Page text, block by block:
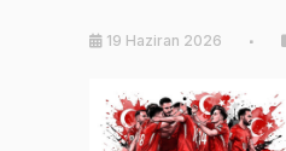
19 Haziran 2026